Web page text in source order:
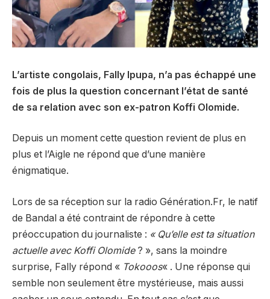
L’artiste congolais, Fally Ipupa, n’a pas échappé une
fois de plus la question concernant l’état de santé
de sa relation avec son ex-patron Koffi Olomide.
Depuis un moment cette question revient de plus en
plus et l’Aigle ne répond que d’une manière
énigmatique.
Lors de sa réception sur la radio Génération.Fr, le natif
de Bandal a été contraint de répondre à cette
préoccupation du journaliste : « Qu’elle est ta situation
actuelle avec Koffi Olomide? », sans la moindre
surprise, Fally répond « Tokooos« . Une réponse qui
semble non seulement être mystérieuse, mais aussi